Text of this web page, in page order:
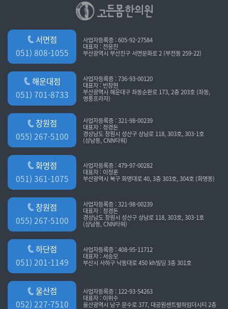
① “사이트”는 컴퓨터 등 정보통신설비의 보수점검?교체 및 고장,
통신의 두절 등의 사유가 발생한 경우에는 서비스의 제공을
일시적으로 중단할 수 있습니다.
② 제1항에 의한 서비스 중단의 경우에는 “사이트”는 제8조에 정한
방법으로 이용자에게 통지합니다.
③ “사이트”는 제1항의 사유로 서비스의 제공이 일시적으로
중단됨으로 인하여 이용자 또는 제3자가 입은 손해에 대하여
배상합니다. 단 “사이트”의 고의 또는 과실이 없는 경우에는 그러하지
아니합니다.
제6조(회원가입)
① 이용자는 “사이트”가 정한 가입 양식에 따라 회원정보를 기입한 후
이 약관에 동의한다는 의사표시를 함으로서 회원가입을 신청합니다.
② “사이트”는 제1항과 같이 회원으로 가입할 것을 신청한 이용자 중
다음 각 호에 해당하지 않는 한 회원으로 등록합니다.
1. 가입신청자가 이 약관 제7조제3항에 의하여 이전에 회원자격을
상실한 적이 있는 경우, 다만 제7조제3항에 의한 회원자격 상실후
3년이 경과한 자로서 “사이트”의 회원 재가입 승낙을 얻은 경우에는
예외로 한다.
2. 등록 내용에 허위, 기재누락, 오기가 있는 경우
3. 기타 회원으로 등록하는 것이 “사이트”의 기술상 현저히 지장이
있다고 판단되는 경우
③ 회원가입 계약의 성립시기는 “사이트”의 승낙이 회원에게 도달한
④ 회원은 제15조제1항에 의한 등록사항에 변경이 있는 경우, 즉시
전자우편 기타 방법으로 “사이트”에 대하여 그 변경사항을 알려야
- 서비스 이용 과정이나 서비스 제공 업무 처리 과정에서 다음과 같은
정보들이 자동으로 생성되어 수집될 수 있습니다. : 서비스 이용기록,
접속 로그, 쿠키, 접속 IP 정보
[개인정보 수집방법]
- 다음과 같은 방법으로 개인정보를 수집합니다.
홈페이지, 서면양식, 팩스, 전화, 상담 게시판, 이메일
2. 개인정보의 수집 및 이용목적
본원은 수집한 개인정보를 다음의 목적을 위해 활용합니다.
이용자가 제공한 모든 정보는 하기 목적에 필요한 용도 이외로는
사용되지 않으며 이용 목적이 변경될 시에는 사전 동의를 구할
것입니다.
[진료정보]
- 진단 및 치료를 위한 진료서비스와 예약, 청구, 수납 및 환급 등의
원무서비스 제공
- 원무책임자: 김종환 원장
- 진단 및 치료를 위한 상담서비스 제공
- 홈페이지 상담 담당자: 김종환 원장
- 원무책임자: 김종환 원장
[홈페이지 회원정보]
- 필수정보 : 홈페이지를 통한 진료 예약, 예약조회 및 회원제 서비스
서면점
051) 808-1055
사업자등록증 : 605-92-27584
대표자 : 전응진
부산광역시 부산진구 서면문화로 2 (부전동 259-22)
해운대점
051) 701-8733
사업자등록증 : 736-93-00120
대표자 : 빈창현
부산광역시 해운대구 좌동순환로 173, 2층 203호 (좌동,
영풍프라자)
창원점
055) 267-5100
사업자등록증 : 321-98-00239
대표자 : 정경돈
경상남도 창원시 성산구 상남로 118, 303호, 303-1호
(상남동, CNN타워)
화명점
051) 361-1075
사업자등록증 : 479-97-00282
대표자 : 이정훈
부산광역시 북구 화명대로 40, 3층 303호, 304호 (화명동)
창원점
055) 267-5100
사업자등록증 : 321-98-00239
대표자 : 정경돈
경상남도 창원시 성산구 상남로 118, 303호, 303-1호
(상남동, CNN타워)
하단점
051) 201-1149
사업자등록증 : 408-95-11712
대표자 : 서승모
부산시 사하구 낙동대로 450 kh빌딩 3층 301호
울산점
052) 227-7510
사업자등록증 : 122-93-54263
대표자 : 이위수
울산광역시 남구 문수로 377, 대공원센트럴하임더시티 2층